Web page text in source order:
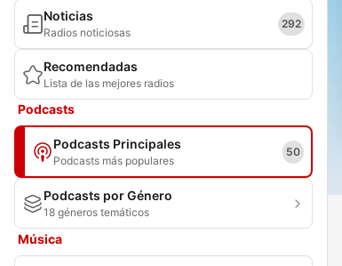
Noticias
Radios noticiosas
292
Recomendadas
Lista de las mejores radios
Podcasts
Podcasts Principales
Podcasts más populares
50
Podcasts por Género
18 géneros temáticos
Música